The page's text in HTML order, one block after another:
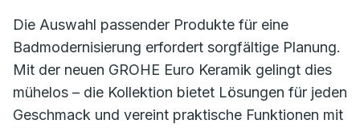
Die Auswahl passender Produkte für eine
Badmodernisierung erfordert sorgfältige Planung.
Mit der neuen GROHE Euro Keramik gelingt dies
mühelos – die Kollektion bietet Lösungen für jeden
Geschmack und vereint praktische Funktionen mit